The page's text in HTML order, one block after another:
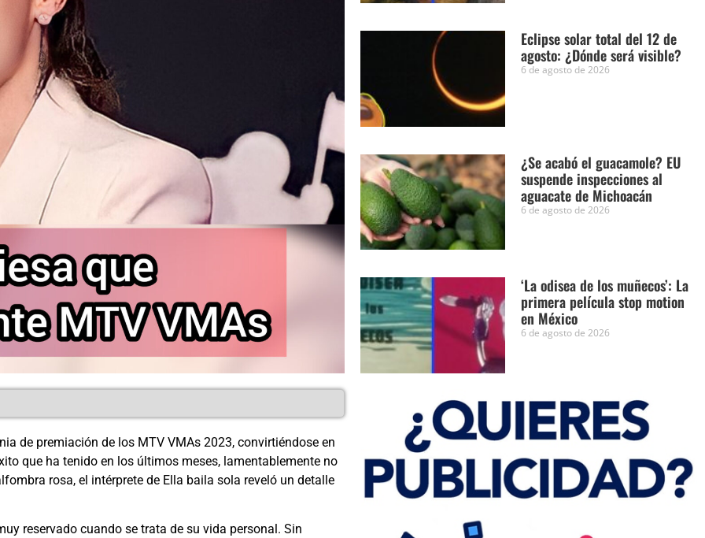
de premiación de los MTV VMAs 2023, convirtiéndose en
que ha tenido en los últimos meses, lamentablemente no
rosa, el intérprete de Ella baila sola reveló un detalle
reservado cuando se trata de su vida personal. Sin
Eclipse solar total del 12 de
agosto: ¿Dónde será visible?
6 de agosto de 2026
¿Se acabó el guacamole? EU
suspende inspecciones al
aguacate de Michoacán
6 de agosto de 2026
‘La odisea de los muñecos’: La
primera película stop motion
en México
6 de agosto de 2026